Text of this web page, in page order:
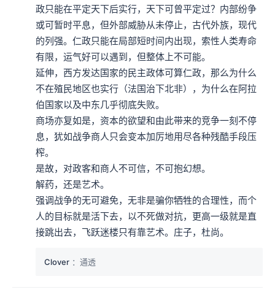
政只能在平定天下后实行，天下可曾平定过？内部纷争
或可暂时平息，但外部威胁从未停止，古代外族，现代
的列强。仁政只能在局部短时间内出现，索性人类寿命
有限，运气好可以遇到，但整体上不可能。
延伸，西方发达国家的民主政体可算仁政，那么为什么
不在殖民地区也实行（法国治下北非），为什么在阿拉
伯国家以及中东几乎彻底失败。
商场亦复如是，资本的欲望和由此带来的竞争一刻不停
息，犹如战争商人只会变本加厉地用尽各种残酷手段压
榨。
是故，对政客和商人不可信，不可抱幻想。
解药，还是艺术。
强调战争的无可避免，无非是骗你牺牲的合理性，而个
人的目标就是活下去，以不死做对抗，更高一级就是直
接跳出去，飞跃迷楼只有靠艺术。庄子，杜尚。
Clover ：通透